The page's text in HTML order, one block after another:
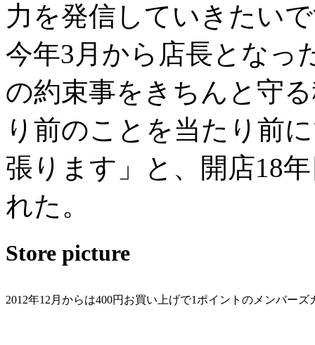
力を発信していきたい
今年3月から店長となっ
の約束事をきちんと守
り前のことを当たり前
張ります」と、開店18
れた。
Store picture
2012年12月からは400円お買い上げで1ポイントのメンバーズ